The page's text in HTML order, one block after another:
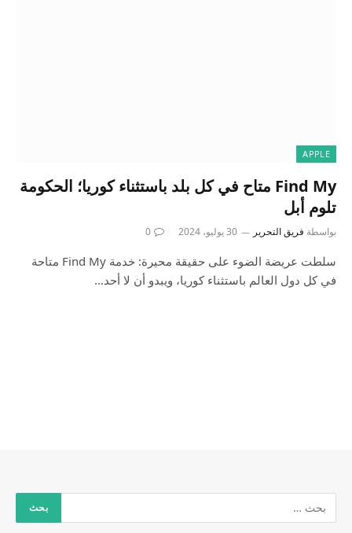
APPLE
Find My متاح في كل بلد باستثناء كوريا؛ الحكومة
تلوم أبل
بواسطة فريق التحرير 30 يوليو، 2024 0
سلطت عريضة الضوء على حقيقة محيرة: خدمة Find My متاحة
في كل دول العالم باستثناء كوريا، ويبدو أن لا أحد…